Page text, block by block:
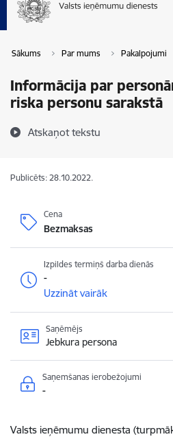
Sākums Par mums Pakalpojumi
Informācija par
riska personu sarakstā
Atskaņot tekstu
Publicēts: 28.10.2022.
Cena
Bezmaksas
Izpildes termiņš darba dienās
-
Uzzināt vairāk
Saņēmējs
Jebkura persona
Saņemšanas ierobežojumi
-
Valsts ieņēmumu dienesta